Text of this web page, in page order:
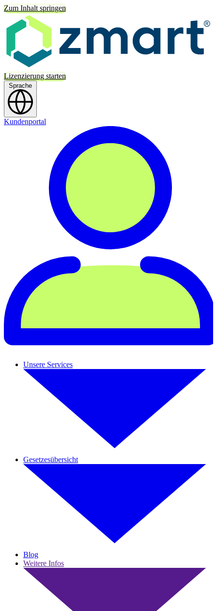
Zum Inhalt springen
Lizenzierung starten
Sprache
Kundenportal
Unsere Services
Gesetzesübersicht
Blog
Weitere Infos